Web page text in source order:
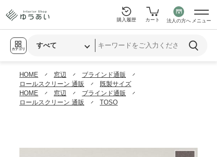
カテゴリ
購入履歴 カート 法人の方へ メニュー
HOME 窓辺
ブラインド通販
ロールスクリーン 通販
既製サイズ
HOME
窓辺
ブラインド通販
ロールスクリーン 通販
TOSO